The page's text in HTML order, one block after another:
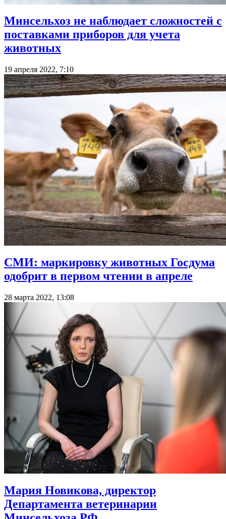
Минсельхоз не наблюдает сложностей с
поставками приборов для учета
животных
19 апреля 2022, 7:10
СМИ: маркировку животных Госдума
одобрит в первом чтении в апреле
28 марта 2022, 13:08
Мария Новикова, директор
Департамента ветеринарии